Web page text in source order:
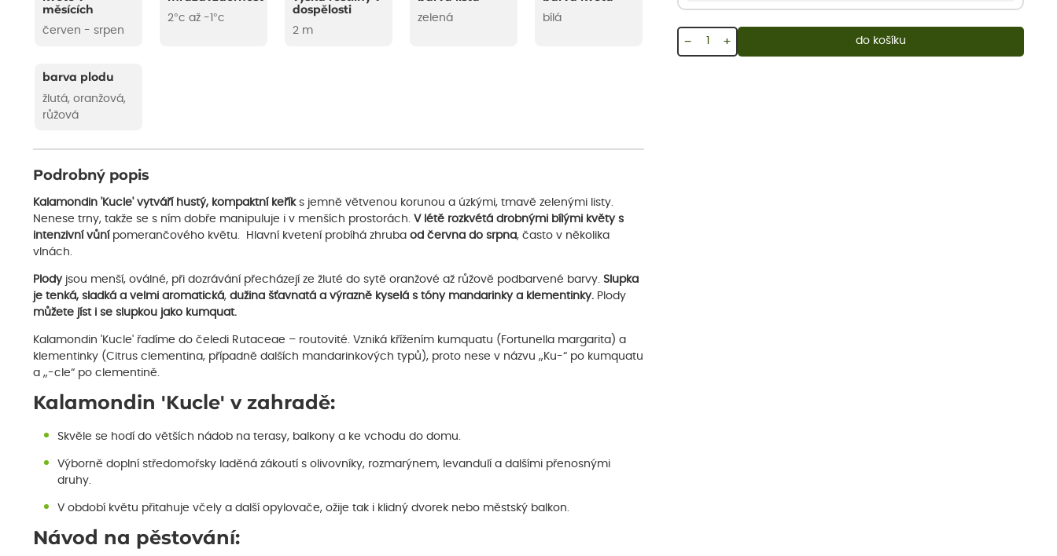
+
− do košíku
měsících
červen - srpen
2°c až -1°c
dospělosti
2 m
zelená
bílá
barva plodu
žlutá, oranžová,
růžová
Podrobný popis
Kalamondin 'Kucle' vytváří hustý, kompaktní keříks jemně větvenou korunou a úzkými, tmavě zelenými listy.
Nenese trny, takže se s ním dobře manipuluje i v menších prostorách. V létě rozkvétá drobnými bílými květy s
intenzivní vůní pomerančového květu. Hlavní kvetení probíhá zhruba od června do srpna, často v několika
vlnách.
Plodyjsou menší, oválné, při dozrávání přecházejí ze žluté do sytě oranžové až růžově podbarvené barvy. Slupka
je tenká, sladká a velmi aromatická, dužina šťavnatá a výrazně kyselá s tóny mandarinky a klementinky. Plody
můžete jíst i se slupkou jako kumquat.
Kalamondin 'Kucle' řadíme do čeledi Rutaceae – routovité. Vzniká křížením kumquatu (Fortunella margarita) a
klementinky (Citrus clementina, případně dalších mandarinkových typů), proto nese v názvu „Ku-“ po kumquatu
a „-cle“ po clementině.
Kalamondin 'Kucle' v zahradě:
Skvěle se hodí do větších nádob na terasy, balkony a ke vchodu do domu.
Výborně doplní středomořsky laděná zákoutí s olivovníky, rozmarýnem, levandulí a dalšími přenosnými
druhy.
V období květu přitahuje včely a další opylovače, ožije tak i klidný dvorek nebo městský balkon.
Návod na pěstování: